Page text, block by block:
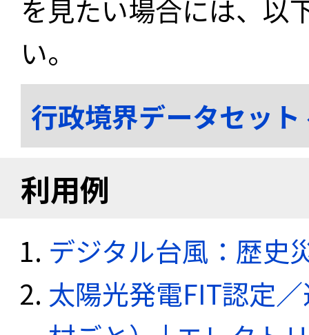
を見たい場合には、以
い。
行政境界データセッ
利用例
デジタル台風：歴史
太陽光発電FIT認定